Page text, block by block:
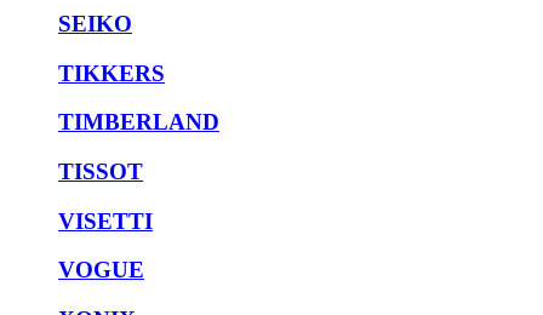
SEIKO
TIKKERS
TIMBERLAND
TISSOT
VISETTI
VOGUE